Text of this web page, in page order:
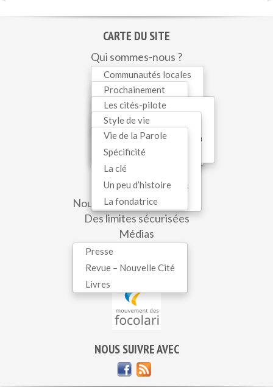
CARTE DU SITE
Qui sommes-nous ?
Communautés locales
Parole de Vie
Familles
Enfants
Ados
Jeunes
Initiatives
Prochainement
En cours
Récent
Mariapolis Vita
Les cités-pilote
En Belgique
Economie de communion
Mariapolis
Dialogue
Style de vie
Interreligieux
Oecuménisme
Eglise-communion
Questions sociétales
Sophia
Spiritualité
Vie de la Parole
Spécificité
La clé
Un peu d’histoire
La fondatrice
SERVICES WEB
Contact
Newsletter
Nouvelles du monde entier
Des limites sécurisées
Médias
Presse
Revue – Nouvelle Cité
Livres
Dans le monde entier
NOUS SUIVRE AVEC